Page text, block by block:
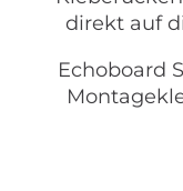
direkt auf
Echoboard